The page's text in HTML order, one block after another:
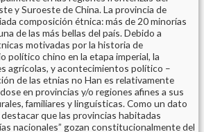
y Suroeste de China. La provincia de
composición étnica: más de 20 minorías
de las más bellas del país. Debido a
motivadas por la historia de
político chino en la etapa imperial, la
agrícolas, y acontecimientos político –
de las etnias no Han es relativamente
en provincias y/o regiones afines a sus
familiares y linguísticas. Como un dato
que las provincias habitadas
nacionales” gozan constitucionalmente del